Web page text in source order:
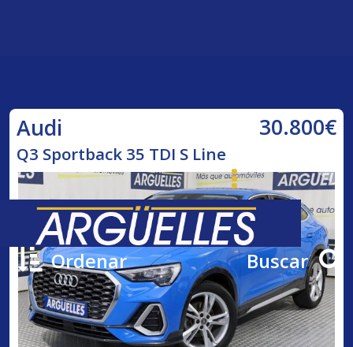
Ordenar Buscar
Audi 30.800€
Q3 Sportback 35 TDI S Line